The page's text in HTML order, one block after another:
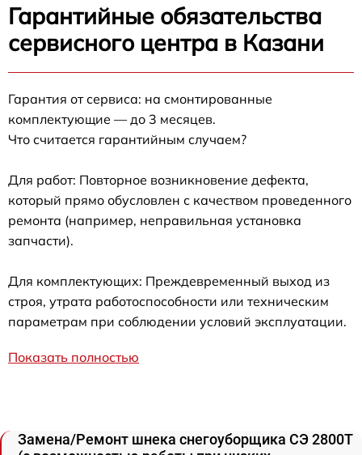
Гарантийные обязательства
сервисного центра в Казани
Гарантия от сервиса: на смонтированные
комплектующие — до 3 месяцев.
Что считается гарантийным случаем?
Для работ: Повторное возникновение дефекта,
который прямо обусловлен с качеством проведенного
ремонта (например, неправильная установка
запчасти).
Для комплектующих: Преждевременный выход из
строя, утрата работоспособности или техническим
параметрам при соблюдении условий эксплуатации.
Показать полностью
Замена/Pемонт шнека снегоуборщика СЭ 2800Т